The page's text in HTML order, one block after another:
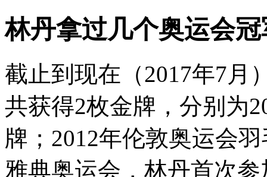
林丹拿过几个奥运会
截止到现在（2017年7月
共获得2枚金牌，分别为
牌；2012年伦敦奥运会
雅典奥运会，林丹首次